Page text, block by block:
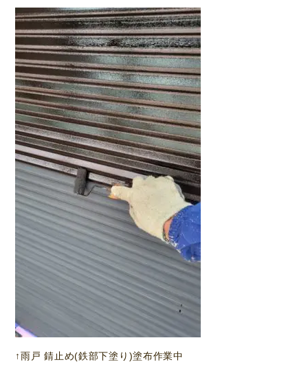
↑雨戸 錆止め(鉄部下塗り)塗布作業中